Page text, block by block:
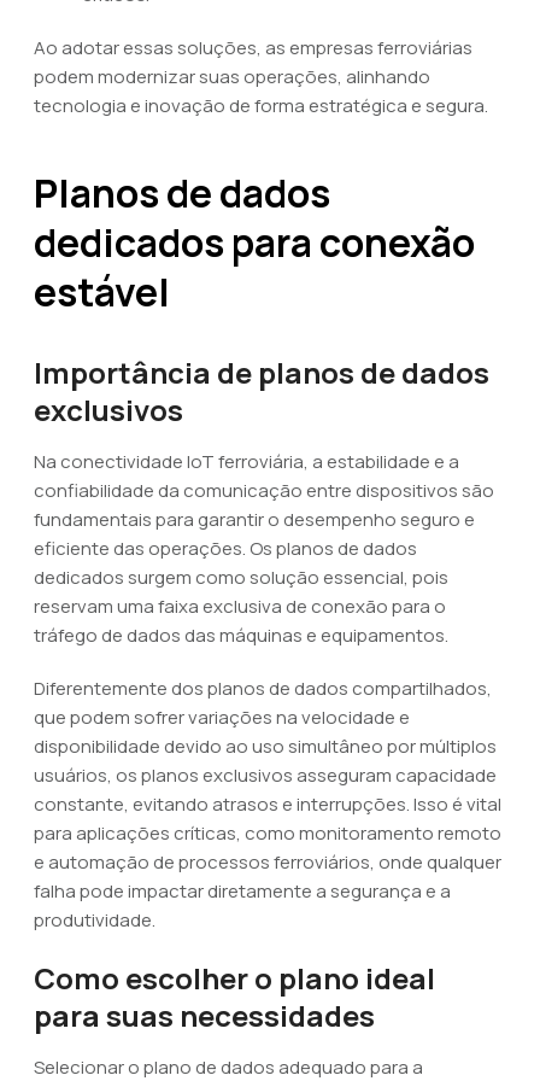
Ao adotar essas soluções, as empresas ferroviárias
podem modernizar suas operações, alinhando
tecnologia e inovação de forma estratégica e segura.
Planos de dados
dedicados para conexão
estável
Importância de planos de dados
exclusivos
Na conectividade IoT ferroviária, a estabilidade e a
confiabilidade da comunicação entre dispositivos são
fundamentais para garantir o desempenho seguro e
eficiente das operações. Os planos de dados
dedicados surgem como solução essencial, pois
reservam uma faixa exclusiva de conexão para o
tráfego de dados das máquinas e equipamentos.
Diferentemente dos planos de dados compartilhados,
que podem sofrer variações na velocidade e
disponibilidade devido ao uso simultâneo por múltiplos
usuários, os planos exclusivos asseguram capacidade
constante, evitando atrasos e interrupções. Isso é vital
para aplicações críticas, como monitoramento remoto
e automação de processos ferroviários, onde qualquer
falha pode impactar diretamente a segurança e a
produtividade.
Como escolher o plano ideal
para suas necessidades
Selecionar o plano de dados adequado para a